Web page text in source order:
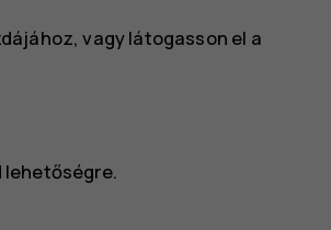
vagy látogasson el a
lehetőségre.